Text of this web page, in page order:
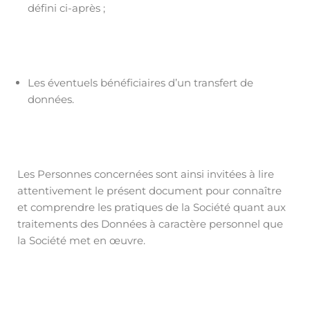
défini ci-après ;
Les éventuels bénéficiaires d’un transfert de
données.
Les Personnes concernées sont ainsi invitées à lire
attentivement le présent document pour connaître
et comprendre les pratiques de la Société quant aux
traitements des Données à caractère personnel que
la Société met en œuvre.